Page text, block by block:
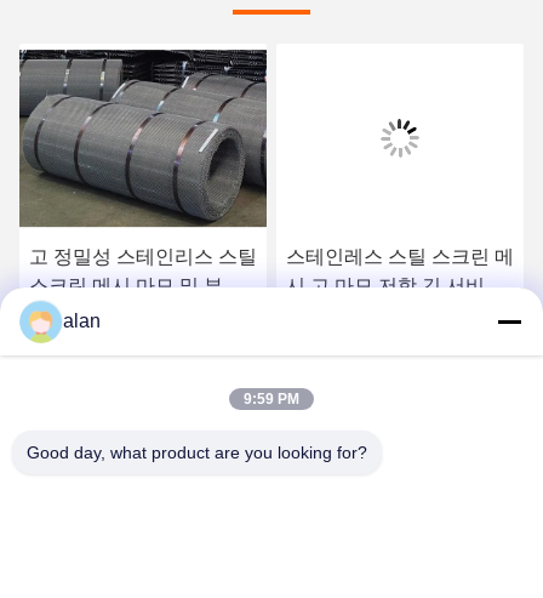
고 정밀성 스테인리스 스틸
스크린 메시 마모 및 부식
저항
가장 좋은 가격 을 구하라
스테인레스 스틸 스크린 메
시 고 마모 저항 긴 서비스
alan
9:59 PM
Good day, what product are you looking for?